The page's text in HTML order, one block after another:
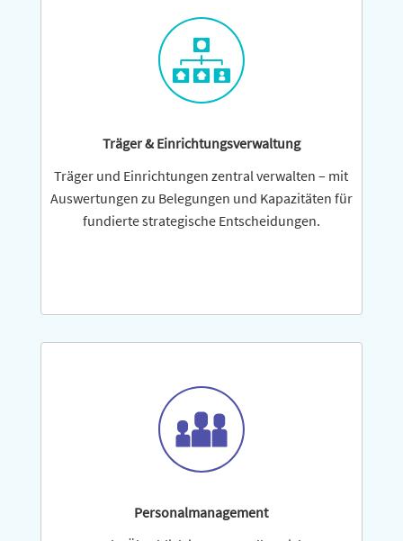
Träger & Einrichtungsverwaltung
Träger und Einrichtungen zentral verwalten – mit
Auswertungen zu Belegungen und Kapazitäten für
fundierte stra­te­gi­sche Entscheidungen.
Personalmanagement